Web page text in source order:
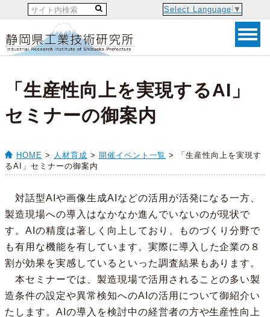
Select Language ▼
「生産性向上を実現するAI」
セミナーの御案内
HOME > 人材育成 > 開催イベント一覧 > 「生産性向上を実現す
るAI」セミナーの御案内
対話型AIや画像生成AIなどの活用が活発になる一方、
製造現場への導入はなかなか進んでいないのが現状で
す。AIの精度は著しく向上しており、ものづくり分野で
も有用な機能を有しています。実際に導入した企業の８
割が効果を実感しているといった調査結果もあります。
本セミナーでは、製造現場で活用されることの多い製
造条件の設定や異常検知へのAIの活用について御紹介い
たします。AIの導入を検討中の経営者の方や生産性向上